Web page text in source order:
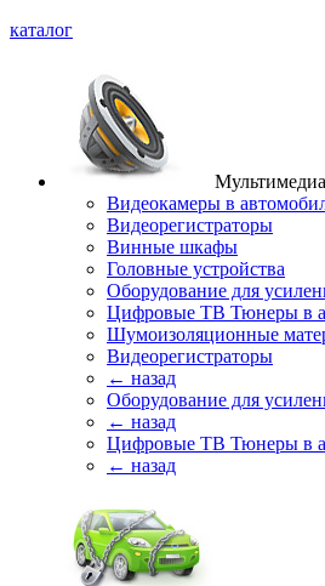
каталог
Видеокамеры в
Видеорегистраторы
Винные шкафы
Головные устройства
Оборудование для
Цифровые ТВ Тюнеры в
Шумоизоляционные
Видеорегистраторы
← назад
Оборудование для
← назад
Цифровые ТВ Тюнеры в
← назад